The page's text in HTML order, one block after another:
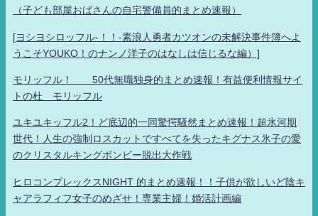
（子ども部屋おばさんの自宅警備員的まとめ速報）
[ヨシヨシロッフル-！！-素浪人勇者カツオンの未解決事件簿へよ
うこそYOUKO！のナンノ洋子のはなしは信じるな編）]
モリッフル！ 50代無職独身的まとめ速報！有益便利情報サイ
トの杜 モリッフル
ユキユキッフル2！ど底辺的一同驚愕騒然まとめ速報！超氷河期
世代！人生の強制ロスカットですべてを失ったキグナス氷子の愛
のクリスタルキングボンビー脱出大作戦
ヒロコンプレックスNIGHT 的まとめ速報！！子供が欲しいど陰キ
ャアラフィフ女子のめざせ！専業主婦！婚活計画編